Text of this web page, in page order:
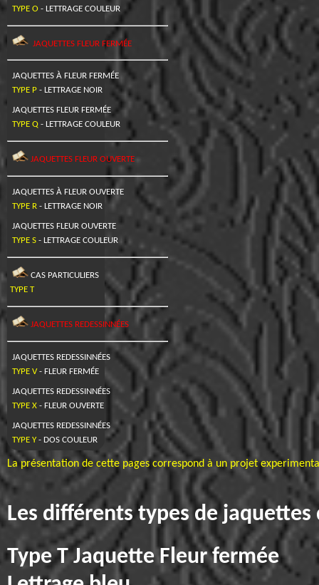
TYPE O - LETTRAGE COULEUR
JAQUETTES FLEUR FERMÉE
JAQUETTES À FLEUR FERMÉE
TYPE P - LETTRAGE NOIR
JAQUETTES FLEUR FERMÉE
TYPE Q - LETTRAGE COULEUR
JAQUETTES FLEUR OUVERTE
JAQUETTES À FLEUR OUVERTE
TYPE R - LETTRAGE NOIR
JAQUETTES FLEUR OUVERTE
TYPE S - LETTRAGE COULEUR
CAS PARTICULIERS
TYPE T
JAQUETTES REDESSINNÉES
JAQUETTES REDESSINNÉES
TYPE V- FLEUR FERMÉE
JAQUETTES REDESSINNÉES
TYPE X - FLEUR OUVERTE
JAQUETTES REDESSINNÉES
TYPE Y - DOS COULEUR
La présentation de cette pages correspond à un projet
Les différents types de jaquettes
Type T Jaquette Fleur fermée